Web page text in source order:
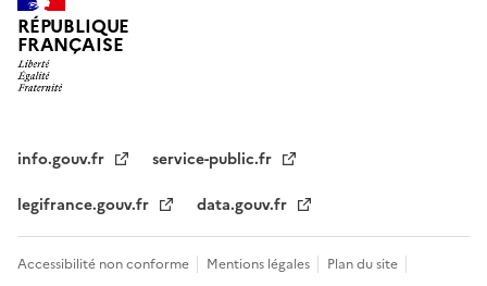
RÉPUBLIQUE
FRANÇAISE
info.gouv.fr
service-public.fr
legifrance.gouv.fr
data.gouv.fr
Accessibilité non conforme Mentions légales Plan du site